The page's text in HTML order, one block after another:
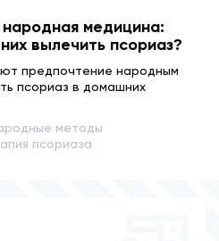
медицина:
вылечить псориаз?
предпочтение народным
псориаз в домашних
методы
псориаза